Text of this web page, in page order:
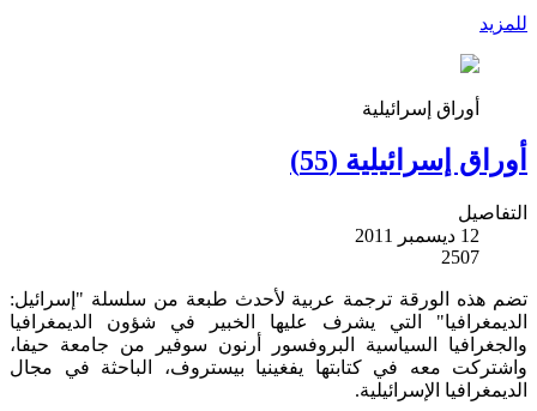
للمزيد
أوراق إسرائيلية
أوراق إسرائيلية (55)
التفاصيل
12 ديسمبر 2011
2507
تضم هذه الورقة ترجمة عربية لأحدث طبعة من سلسلة "إسرائيل:
الديمغرافيا" التي يشرف عليها الخبير في شؤون الديمغرافيا
والجغرافيا السياسية البروفسور أرنون سوفير من جامعة حيفا،
واشتركت معه في كتابتها يفغينيا بيستروف، الباحثة في مجال
الديمغرافيا الإسرائيلية.